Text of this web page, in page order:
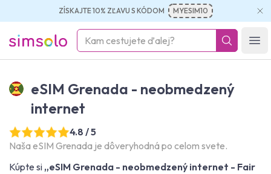
ZÍSKAJTE 10% ZĽAVU S KÓDOM MYESIM10
simsolo
eSIM Grenada - neobmedzený
internet
4.8 / 5
Naša eSIM Grenada je dôveryhodná po celom svete.
Kúpte si „eSIM Grenada - neobmedzený internet - Fair